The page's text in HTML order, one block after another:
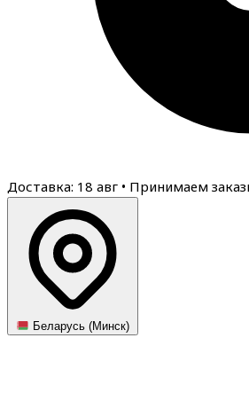
Доставка: 18 авг • Принимаем
Беларусь (Минск)